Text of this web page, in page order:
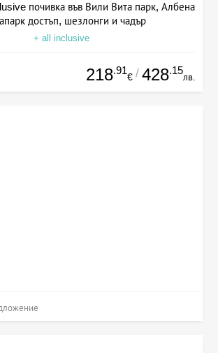
почивка във Вили Вита парк, Албена
достъп, шезлонги и чадър
+ all inclusive
218.91
€ / 428.15
лв.